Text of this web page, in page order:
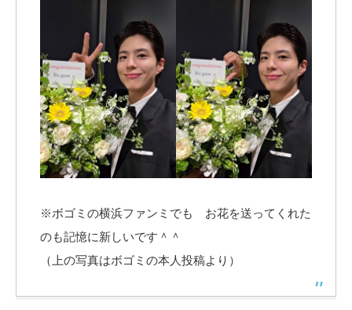
※ボゴミの横浜ファンミでも お花を送ってくれた
のも記憶に新しいです＾＾
（上の写真はボゴミの本人投稿より）